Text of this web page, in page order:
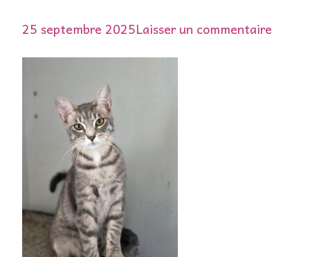
25 septembre 2025Laisser un commentaire